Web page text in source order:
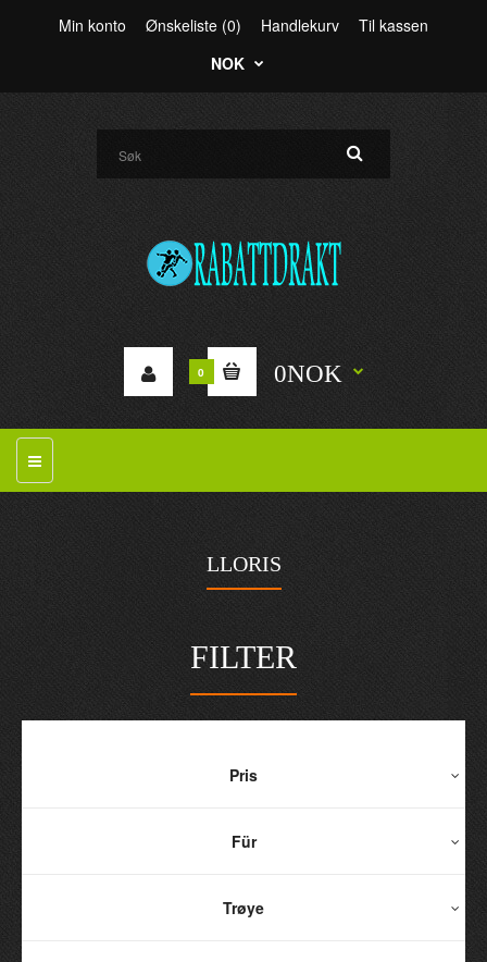
Min konto Ønskeliste (0) Handlekurv
Til kassen
NOK
0 0NOK
LLORIS
FILTER
Pris
Für
Trøye